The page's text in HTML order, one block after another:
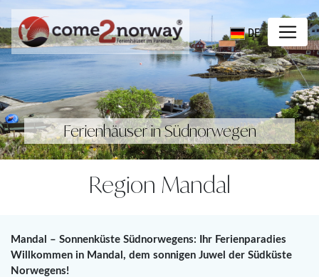
DE
Ferienhäuser in Südnorwegen
Region Mandal
Mandal – Sonnenküste Südnorwegens: Ihr Ferienparadies
Willkommen in Mandal, dem sonnigen Juwel der Südküste
Norwegens!